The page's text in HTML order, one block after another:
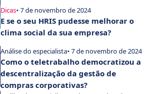
Dicas• 7 de novembro de 2024
E se o seu HRIS pudesse melhorar o
clima social da sua empresa?
Análise do especialista• 7 de novembro de 2024
Como o teletrabalho democratizou a
descentralização da gestão de
compras corporativas?